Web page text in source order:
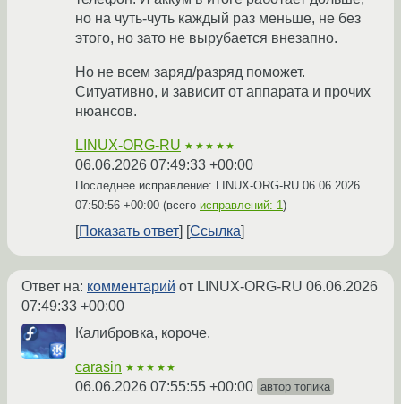
но на чуть-чуть каждый раз меньше, не без
этого, но зато не вырубается внезапно.
Но не всем заряд/разряд поможет.
Ситуативно, и зависит от аппарата и прочих
нюансов.
LINUX-ORG-RU ★★★★★
06.06.2026 07:49:33 +00:00
Последнее исправление: LINUX-ORG-RU 06.06.2026
07:50:56 +00:00 (всего исправлений: 1)
Показать ответ Ссылка
Ответ на: комментарий от LINUX-ORG-RU 06.06.2026
07:49:33 +00:00
Калибровка, короче.
carasin ★★★★★
06.06.2026 07:55:55 +00:00 автор топика